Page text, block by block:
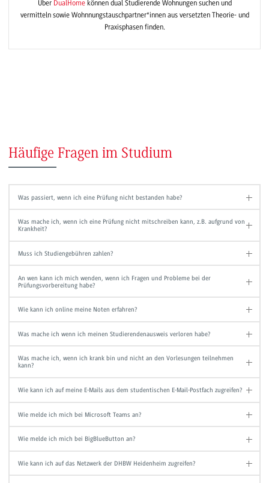
Über DualHomekönnen dual Studierende Wohnungen suchen und
vermitteln sowie Wohnnungstauschpartner*innen aus versetzten Theorie- und
Praxisphasen finden.
Häufige Fragen im Studium
Was passiert, wenn ich eine Prüfung nicht bestanden habe?
Was mache ich, wenn ich eine Prüfung nicht mitschreiben kann, z.B. aufgrund von
Krankheit?
Muss ich Studiengebühren zahlen?
An wen kann ich mich wenden, wenn ich Fragen und Probleme bei der
Prüfungsvorbereitung habe?
Wie kann ich online meine Noten erfahren?
Was mache ich wenn ich meinen Studierendenausweis verloren habe?
Was mache ich, wenn ich krank bin und nicht an den Vorlesungen teilnehmen
kann?
Wie kann ich auf meine E-Mails aus dem studentischen E-Mail-Postfach zugreifen?
Wie melde ich mich bei Microsoft Teams an?
Wie melde ich mich bei BigBlueButton an?
Wie kann ich auf das Netzwerk der DHBW Heidenheim zugreifen?